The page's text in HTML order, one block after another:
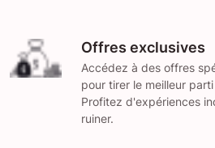
Offres exclusives
Accédez à des offres
pour tirer le meilleur
Profitez d'expériences
ruiner.